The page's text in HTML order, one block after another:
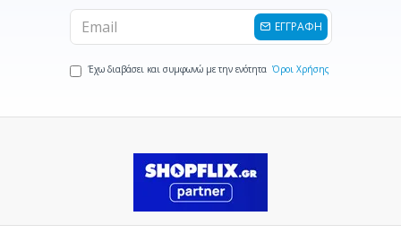
ΕΓΓΡΑΦΗ
Έχω διαβάσει και συμφωνώ με την ενότητα Όροι Χρήσης